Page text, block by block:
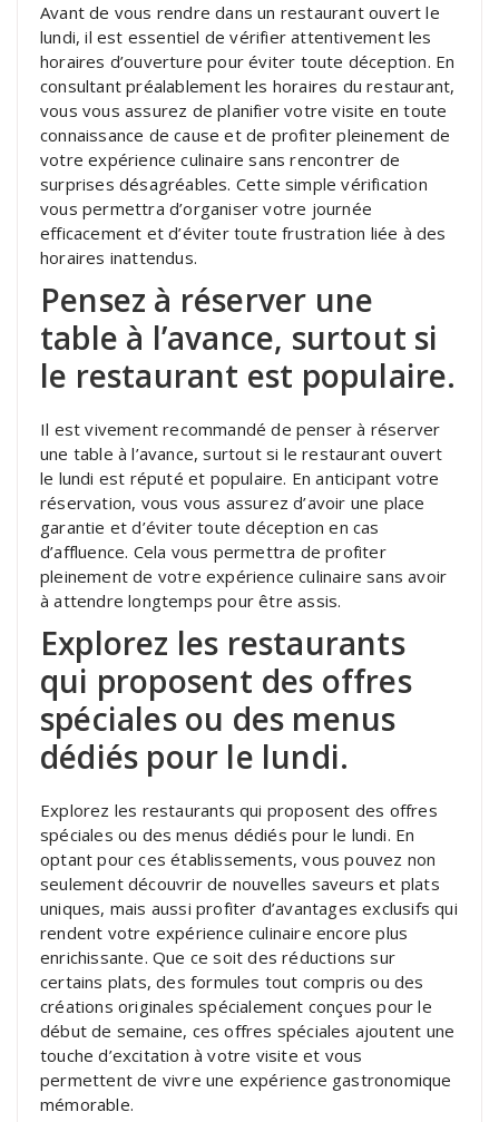
Avant de vous rendre dans un restaurant ouvert le
lundi, il est essentiel de vérifier attentivement les
horaires d’ouverture pour éviter toute déception. En
consultant préalablement les horaires du restaurant,
vous vous assurez de planifier votre visite en toute
connaissance de cause et de profiter pleinement de
votre expérience culinaire sans rencontrer de
surprises désagréables. Cette simple vérification
vous permettra d’organiser votre journée
efficacement et d’éviter toute frustration liée à des
horaires inattendus.
Pensez à réserver une
table à l’avance, surtout si
le restaurant est populaire.
Il est vivement recommandé de penser à réserver
une table à l’avance, surtout si le restaurant ouvert
le lundi est réputé et populaire. En anticipant votre
réservation, vous vous assurez d’avoir une place
garantie et d’éviter toute déception en cas
d’affluence. Cela vous permettra de profiter
pleinement de votre expérience culinaire sans avoir
à attendre longtemps pour être assis.
Explorez les restaurants
qui proposent des offres
spéciales ou des menus
dédiés pour le lundi.
Explorez les restaurants qui proposent des offres
spéciales ou des menus dédiés pour le lundi. En
optant pour ces établissements, vous pouvez non
seulement découvrir de nouvelles saveurs et plats
uniques, mais aussi profiter d’avantages exclusifs qui
rendent votre expérience culinaire encore plus
enrichissante. Que ce soit des réductions sur
certains plats, des formules tout compris ou des
créations originales spécialement conçues pour le
début de semaine, ces offres spéciales ajoutent une
touche d’excitation à votre visite et vous
permettent de vivre une expérience gastronomique
mémorable.